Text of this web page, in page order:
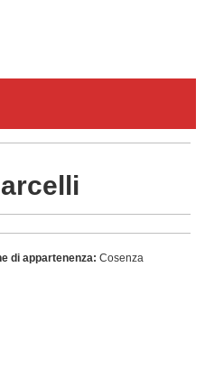
di appartenenza: Cosenza